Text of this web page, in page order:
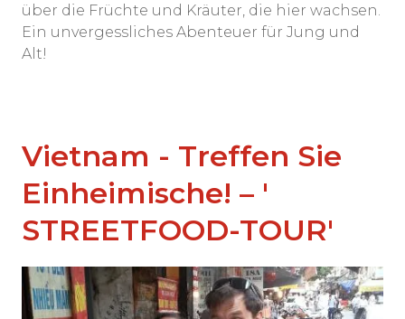
über die Früchte und Kräuter, die hier wachsen.
Ein unvergessliches Abenteuer für Jung und
Alt!
Vietnam - Treffen Sie
Einheimische! – '
STREETFOOD-TOUR'